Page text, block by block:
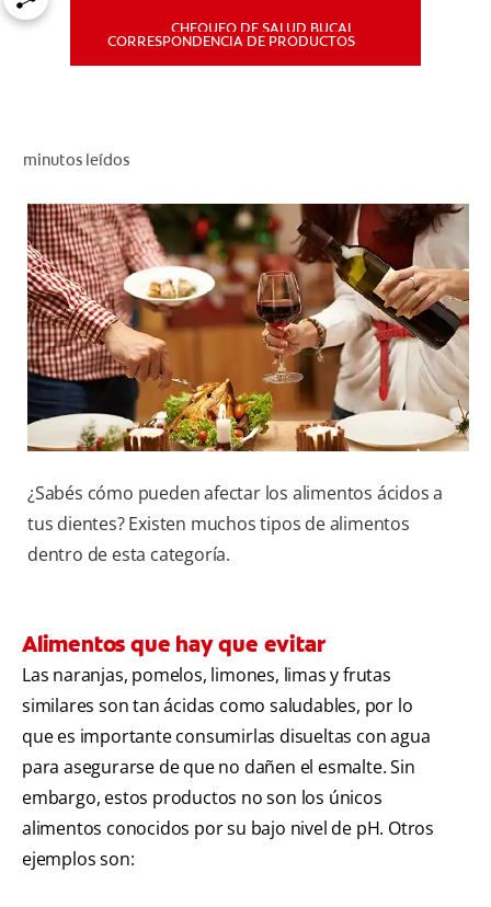
PARA PROFESIONALES
DÓNDE COMPRAR
UY (ES)
SUSCRIBITE
CHEQUEO DE SALUD BUCAL
CORRESPONDENCIA DE PRODUCTOS
minutos leídos
¿Sabés cómo pueden afectar los alimentos ácidos a
tus dientes? Existen muchos tipos de alimentos
dentro de esta categoría.
Alimentos que hay que evitar
Las naranjas, pomelos, limones, limas y frutas
similares son tan ácidas como saludables, por lo
que es importante consumirlas disueltas con agua
para asegurarse de que no dañen el esmalte. Sin
embargo, estos productos no son los únicos
alimentos conocidos por su bajo nivel de pH. Otros
ejemplos son: